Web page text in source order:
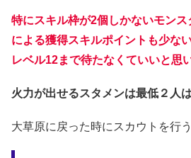
特にスキル枠が2個しかないモン
による獲得スキルポイントも少ない
レベル12まで待たなくていいと思
火力が出せるスタメンは最低２人
大草原に戻った時にスカウトを行